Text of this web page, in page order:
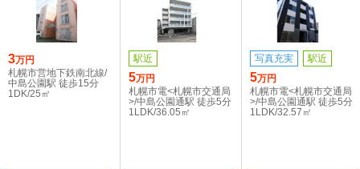
3万円
札幌市営地下鉄南北線/
中島公園駅 徒歩15分
1DK/25㎡
駅近
5万円
札幌市電<札幌市交通局
>/中島公園通駅 徒歩5分
1LDK/36.05㎡
写真充実 駅近
5万円
札幌市電<札幌市交通局
>/中島公園通駅 徒歩5分
1LDK/32.57㎡